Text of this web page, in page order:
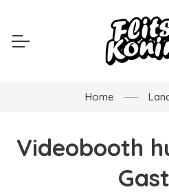
Home
Videobooth